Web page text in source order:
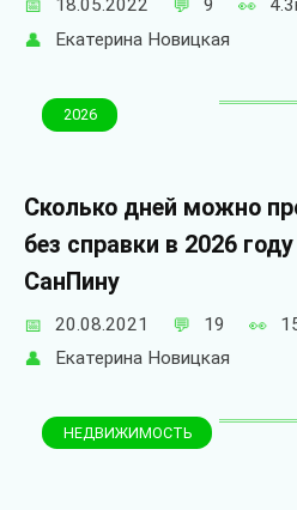
18.05.2022 9
Екатерина Новицкая
2026
Сколько дней можно
без справки в 2026
СанПину
20.08.2021 19
Екатерина Новицкая
НЕДВИЖИМОСТЬ